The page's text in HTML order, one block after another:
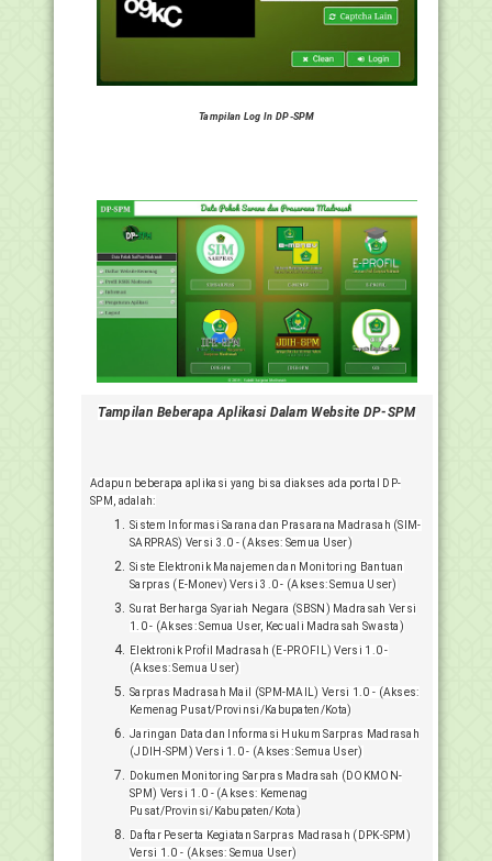
Tampilan Log In DP-SPM
Tampilan Beberapa Aplikasi Dalam Website DP-SPM
Adapun beberapa aplikasi yang bisa diakses ada portal DP-
SPM, adalah:
Sistem Informasi Sarana dan Prasarana Madrasah (SIM-
SARPRAS) Versi 3.0 - (Akses: Semua User)
Siste Elektronik Manajemen dan Monitoring Bantuan
Sarpras (E-Monev) Versi 3.0 - (Akses: Semua User)
Surat Berharga Syariah Negara (SBSN) Madrasah Versi
1.0 - (Akses: Semua User, Kecuali Madrasah Swasta)
Elektronik Profil Madrasah (E-PROFIL) Versi 1.0 -
(Akses: Semua User)
Sarpras Madrasah Mail (SPM-MAIL) Versi 1.0 - (Akses:
Kemenag Pusat/Provinsi/Kabupaten/Kota)
Jaringan Data dan Informasi Hukum Sarpras Madrasah
(JDIH-SPM) Versi 1.0 - (Akses: Semua User)
Dokumen Monitoring Sarpras Madrasah (DOKMON-
SPM) Versi 1.0 - (Akses: Kemenag
Pusat/Provinsi/Kabupaten/Kota)
Daftar Peserta Kegiatan Sarpras Madrasah (DPK-SPM)
Versi 1.0 - (Akses: Semua User)